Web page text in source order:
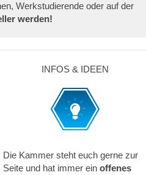
Werkstudierende oder auf der
werden!
INFOS & IDEEN
Die Kammer steht euch gerne zur
Seite und hat immer ein offenes